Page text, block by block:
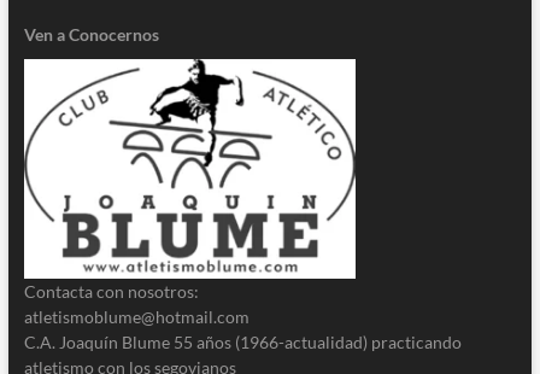
Ven a Conocernos
Contacta con nosotros:
atletismoblume@hotmail.com
C.A. Joaquín Blume 55 años (1966-actualidad) practicando
atletismo con los segovianos